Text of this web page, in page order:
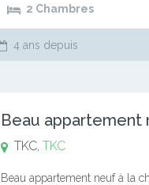
2 Chambres
4 ans depuis
TKC, TKC
Beau appartement neuf à la